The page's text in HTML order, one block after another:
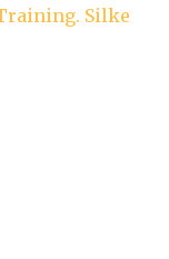
Beratung |